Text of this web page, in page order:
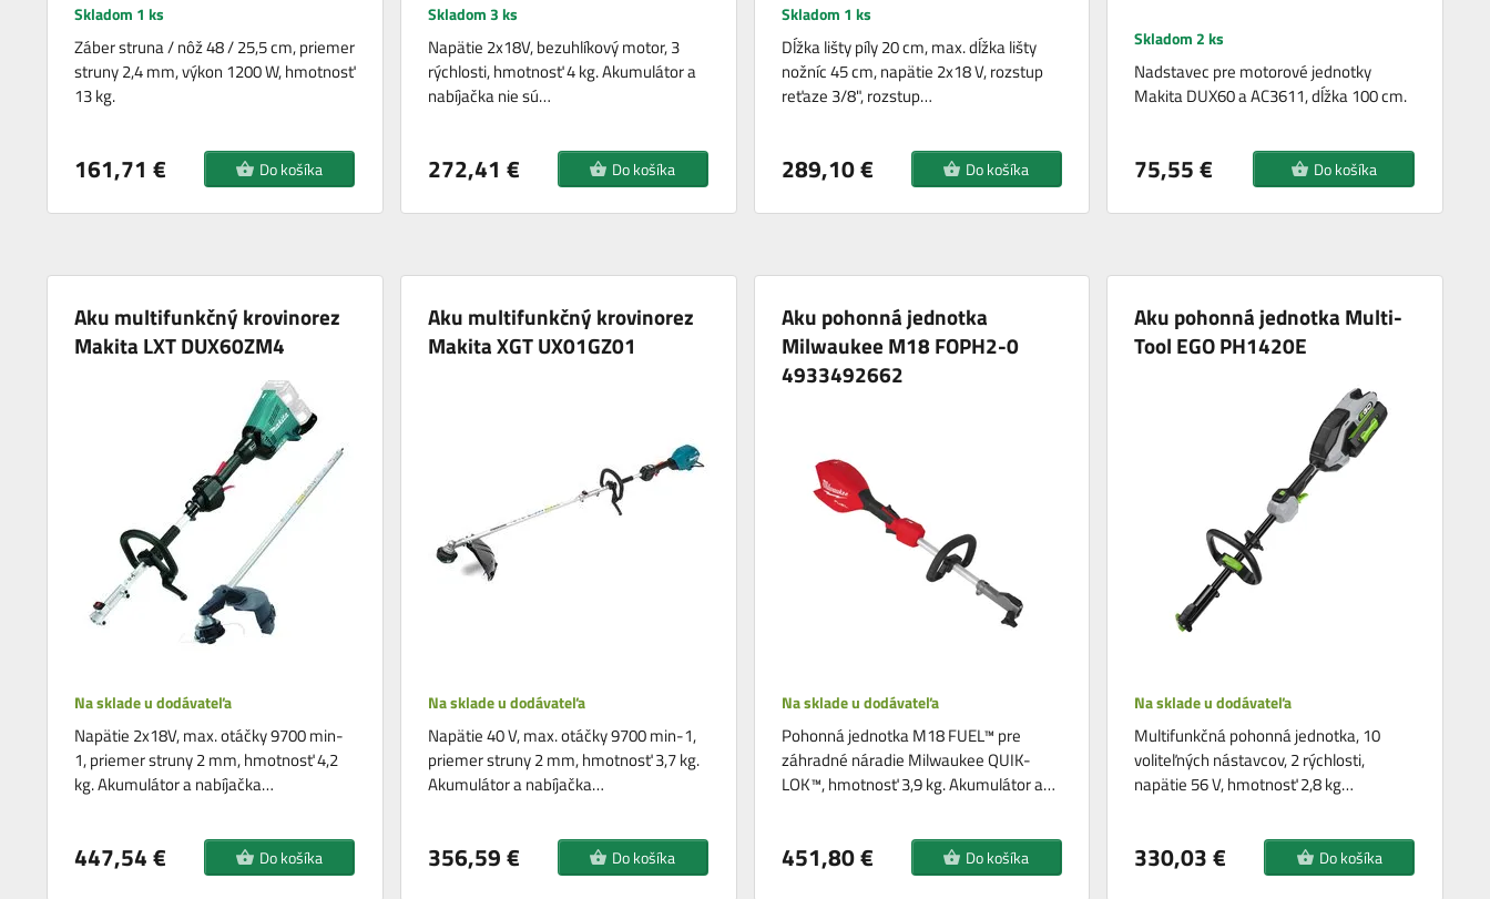
Skladom 1 ks
Záber struna / nôž 48 / 25,5 cm, priemer
struny 2,4 mm, výkon 1200 W, hmotnosť
13 kg.
161,71 € Do košíka
Skladom 3 ks
Napätie 2x18V, bezuhlíkový motor, 3
rýchlosti, hmotnosť 4 kg. Akumulátor a
nabíjačka nie sú…
272,41 € Do košíka
Skladom 1 ks
Dĺžka lišty píly 20 cm, max. dĺžka lišty
nožníc 45 cm, napätie 2x18 V, rozstup
reťaze 3/8", rozstup…
289,10 € Do košíka
Skladom 2 ks
Nadstavec pre motorové jednotky
Makita DUX60 a AC3611, dĺžka 100 cm.
75,55 € Do košíka
Aku multifunkčný krovinorez
Makita LXT DUX60ZM4
Na sklade u dodávateľa
Napätie 2x18V, max. otáčky 9700 min-
1, priemer struny 2 mm, hmotnosť 4,2
kg. Akumulátor a nabíjačka…
447,54 € Do košíka
Aku multifunkčný krovinorez
Makita XGT UX01GZ01
Na sklade u dodávateľa
Napätie 40 V, max. otáčky 9700 min-1,
priemer struny 2 mm, hmotnosť 3,7 kg.
Akumulátor a nabíjačka…
356,59 € Do košíka
Aku pohonná jednotka
Milwaukee M18 FOPH2-0
4933492662
Na sklade u dodávateľa
Pohonná jednotka M18 FUEL™ pre
záhradné náradie Milwaukee QUIK-
LOK™, hmotnosť 3,9 kg. Akumulátor a…
451,80 € Do košíka
Aku pohonná jednotka Multi-
Tool EGO PH1420E
Na sklade u dodávateľa
Multifunkčná pohonná jednotka, 10
voliteľných nástavcov, 2 rýchlosti,
napätie 56 V, hmotnosť 2,8 kg…
330,03 € Do košíka